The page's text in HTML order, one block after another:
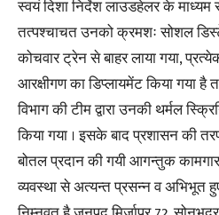
स्वयं दिशा निर्देश लाउडहेलर के माध्यम
तत्पश्चाचत उनको क्रमशः सोशल
कोचवार ट्रेन से बाहर लाया गया,
आरक्षीगण का डिप्लायमेंट किया गया है
विभाग की टीम द्वारा उनकी थर्मल
किया गया । इसके बाद प्रशासन की
बोतल प्रदान की गयी आगन्तुक
व्यवस्था से अत्यन्त प्रसन्न व अभिभूत